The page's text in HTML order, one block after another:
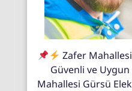
Zafer
Güvenli ve
Mahallesi Gürsü